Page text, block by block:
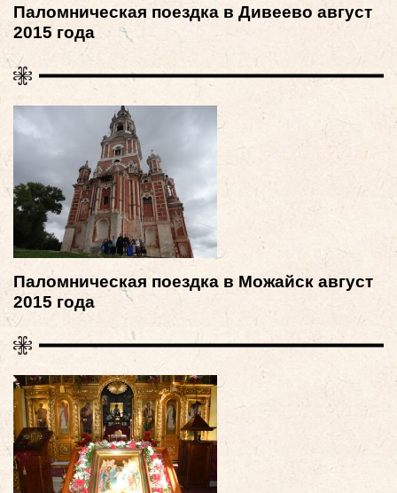
Паломническая поездка в Дивеево август
2015 года
Паломническая поездка в Можайск август
2015 года